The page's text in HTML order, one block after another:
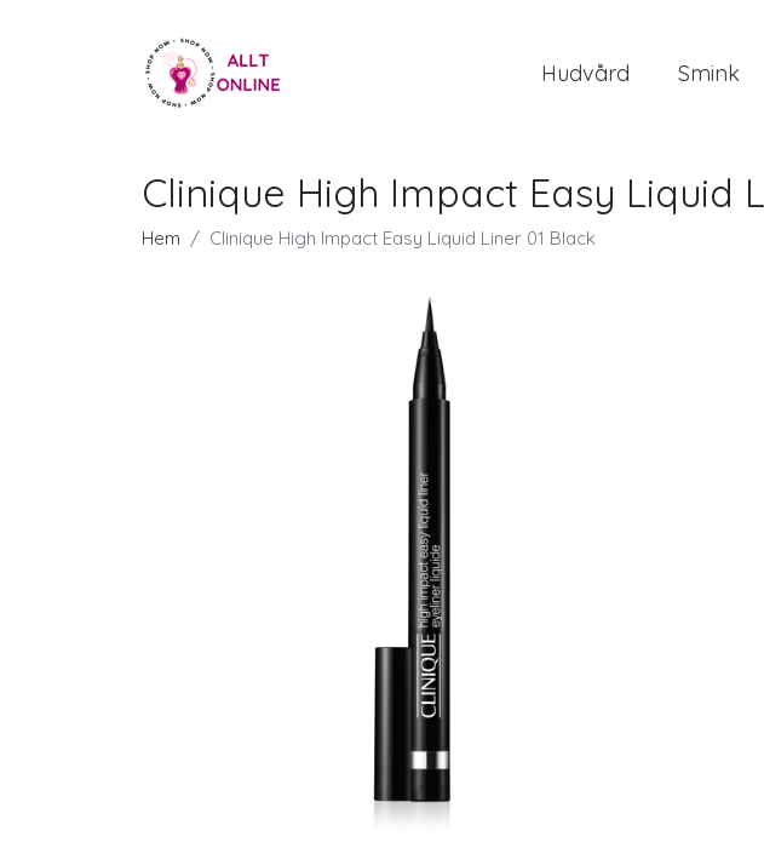
Hudvård Smink
Clinique High Impact Easy Liquid
Hem Clinique High Impact Easy Liquid Liner 01 Black